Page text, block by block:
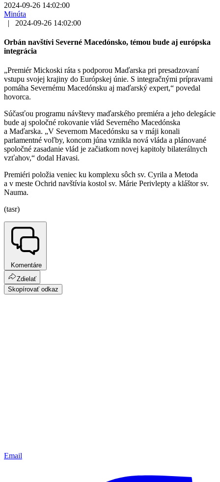
2024-09-26 14:02:00
Minúta
|
2024-09-26 14:02:00
Orbán navštívi Severné Macedónsko, témou bude aj európska
integrácia
„Premiér Mickoski ráta s podporou Maďarska pri presadzovaní
vstupu svojej krajiny do Európskej únie. S integračnými prípravami
pomáha Severnému Macedónsku aj maďarský expert,“ povedal
hovorca.
Súčasťou programu návštevy maďarského premiéra a jeho delegácie
bude aj spoločné rokovanie vlád Severného Macedónska
a Maďarska. „V Severnom Macedónsku sa v máji konali
parlamentné voľby, koncom júna vznikla nová vláda a plánované
spoločné zasadanie vlád je začiatkom novej kapitoly bilaterálnych
vzťahov,“ dodal Havasi.
Premiéri položia veniec ku komplexu sôch sv. Cyrila a Metoda
a v meste Ochrid navštívia kostol sv. Márie Perivlepty a kláštor sv.
Nauma.
(tasr)
Komentáre
Zdielať
Skopírovať odkaz
Email